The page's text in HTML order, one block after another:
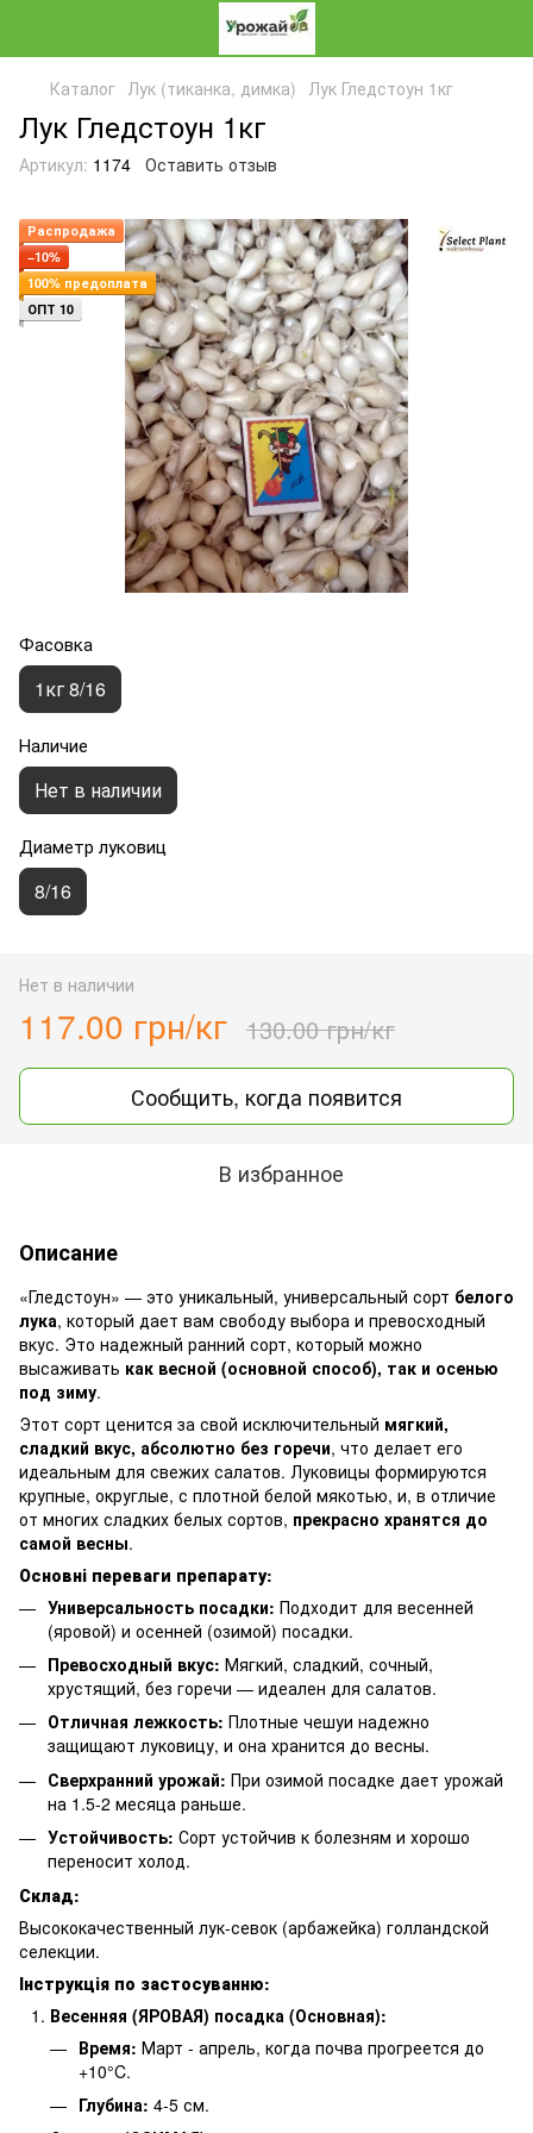
Каталог Лук (тиканка, димка) Лук Гледстоун 1кг
Лук Гледстоун 1кг
Артикул: 1174 Оставить отзыв
Распродажа
−10%
100% предоплата
ОПТ 10
Фасовка
1кг 8/16
Наличие
Нет в наличии
Диаметр луковиц
8/16
Нет в наличии
117.00 грн/кг 130.00 грн/кг
Сообщить, когда появится
В избранное
Описание
«Гледстоун» — это уникальный, универсальный сорт белого
лука, который дает вам свободу выбора и превосходный
вкус. Это надежный ранний сорт, который можно
высаживать как весной (основной способ), так и осенью
под зиму.
Этот сорт ценится за свой исключительный мягкий,
сладкий вкус, абсолютно без горечи, что делает его
идеальным для свежих салатов. Луковицы формируются
крупные, округлые, с плотной белой мякотью, и, в отличие
от многих сладких белых сортов, прекрасно хранятся до
самой весны.
Основні переваги препарату:
Универсальность посадки: Подходит для весенней
(яровой) и осенней (озимой) посадки.
Превосходный вкус: Мягкий, сладкий, сочный,
хрустящий, без горечи — идеален для салатов.
Отличная лежкость: Плотные чешуи надежно
защищают луковицу, и она хранится до весны.
Сверхранний урожай: При озимой посадке дает урожай
на 1.5-2 месяца раньше.
Устойчивость: Сорт устойчив к болезням и хорошо
переносит холод.
Склад:
Высококачественный лук-севок (арбажейка) голландской
селекции.
Інструкція по застосуванню:
Весенняя (ЯРОВАЯ) посадка (Основная):
Время: Март - апрель, когда почва прогреется до
+10°C.
Глубина: 4-5 см.